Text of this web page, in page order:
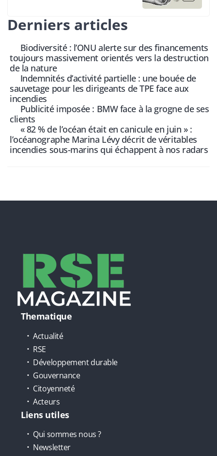
Derniers articles
Biodiversité : l’ONU alerte sur des financements
toujours massivement orientés vers la destruction
de la nature
Indemnités d’activité partielle : une bouée de
sauvetage pour les dirigeants de TPE face aux
incendies
Publicité imposée : BMW face à la grogne de ses
clients
« 82 % de l’océan était en canicule en juin » :
l’océanographe Marina Lévy décrit de véritables
incendies sous-marins qui échappent à nos radars
Thematique
Actualité
RSE
Développement durable
Gouvernance
Citoyenneté
Acteurs
Liens utiles
Qui sommes nous ?
Newsletter